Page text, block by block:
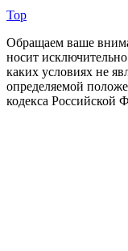
Top
Обращаем ваше
носит
каких условиях не
определяемой
кодекса Российской